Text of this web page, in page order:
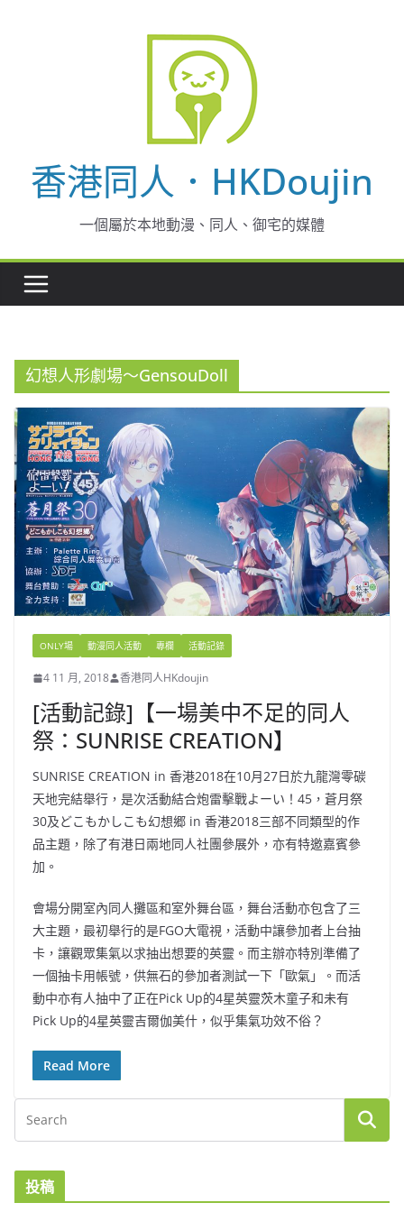
香港同人．HKDoujin
一個屬於本地動漫、同人、御宅的媒體
幻想人形劇場～GensouDoll
ONLY場 動漫同人活動 專欄 活動記錄
4 11 月, 2018 香港同人HKdoujin
[活動記錄]【一場美中不足的同人
祭：SUNRISE CREATION】
SUNRISE CREATION in 香港2018在10月27日於九龍灣零碳
天地完結舉行，是次活動結合炮雷擊戰よーい！45，蒼月祭
30及どこもかしこも幻想郷 in 香港2018三部不同類型的作
品主題，除了有港日兩地同人社團參展外，亦有特邀嘉賓參
加。
會場分開室內同人攤區和室外舞台區，舞台活動亦包含了三
大主題，最初舉行的是FGO大電視，活動中讓參加者上台抽
卡，讓觀眾集氣以求抽出想要的英靈。而主辦亦特別準備了
一個抽卡用帳號，供無石的參加者測試一下「歐氣」。而活
動中亦有人抽中了正在Pick Up的4星英靈茨木童子和未有
Pick Up的4星英靈吉爾伽美什，似乎集氣功效不俗？
Read More
投稿